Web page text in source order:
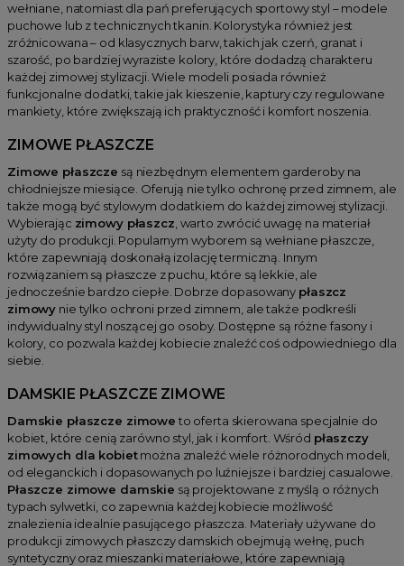
wełniane, natomiast dla pań preferujących sportowy styl – modele
puchowe lub z technicznych tkanin. Kolorystyka również jest
zróżnicowana – od klasycznych barw, takich jak czerń, granat i
szarość, po bardziej wyraziste kolory, które dodadzą charakteru
każdej zimowej stylizacji. Wiele modeli posiada również
funkcjonalne dodatki, takie jak kieszenie, kaptury czy regulowane
mankiety, które zwiększają ich praktyczność i komfort noszenia.
ZIMOWE PŁASZCZE
Zimowe płaszcze są niezbędnym elementem garderoby na
chłodniejsze miesiące. Oferują nie tylko ochronę przed zimnem, ale
także mogą być stylowym dodatkiem do każdej zimowej stylizacji.
Wybierając zimowy płaszcz , warto zwrócić uwagę na materiał
użyty do produkcji. Popularnym wyborem są wełniane płaszcze,
które zapewniają doskonałą izolację termiczną. Innym
rozwiązaniem są płaszcze z puchu, które są lekkie, ale
jednocześnie bardzo ciepłe. Dobrze dopasowany płaszcz
zimowy nie tylko ochroni przed zimnem, ale także podkreśli
indywidualny styl noszącej go osoby. Dostępne są różne fasony i
kolory, co pozwala każdej kobiecie znaleźć coś odpowiedniego dla
siebie.
DAMSKIE PŁASZCZE ZIMOWE
Damskie płaszcze zimowe to oferta skierowana specjalnie do
kobiet, które cenią zarówno styl, jak i komfort. Wśród płaszczy
zimowych dla kobietmożna znaleźć wiele różnorodnych modeli,
od eleganckich i dopasowanych po luźniejsze i bardziej casualowe.
Płaszcze zimowe damskie są projektowane z myślą o różnych
typach sylwetki, co zapewnia każdej kobiecie możliwość
znalezienia idealnie pasującego płaszcza. Materiały używane do
produkcji zimowych płaszczy damskich obejmują wełnę, puch
syntetyczny oraz mieszanki materiałowe, które zapewniają